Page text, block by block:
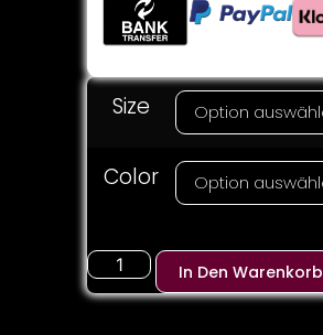
Size
Color
In Den Warenkorb